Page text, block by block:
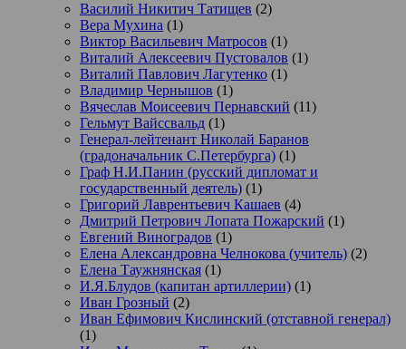
Василий Никитич Татищев (2)
Вера Мухина (1)
Виктор Васильевич Матросов (1)
Виталий Алексеевич Пустовалов (1)
Виталий Павлович Лагутенко (1)
Владимир Чернышов (1)
Вячеслав Моисеевич Пернавский (11)
Гельмут Вайссвальд (1)
Генерал-лейтенант Николай Баранов
(градоначальник С.Петербурга) (1)
Граф Н.И.Панин (русский дипломат и
государственный деятель) (1)
Григорий Лаврентьевич Кашаев (4)
Дмитрий Петрович Лопата Пожарский (1)
Евгений Виноградов (1)
Елена Александровна Челнокова (учитель) (2)
Елена Таужнянская (1)
И.Я.Блудов (капитан артиллерии) (1)
Иван Грозный (2)
Иван Ефимович Кислинский (отставной генерал)
(1)